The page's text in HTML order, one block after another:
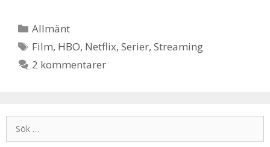
Kategorier
Allmänt
Etiketter
Film, HBO, Netflix,Serier,Streaming
2 kommentarer
efter: